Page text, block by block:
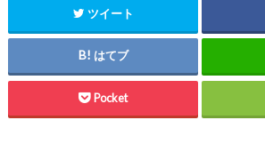
ツイート
はてブ
Pocket